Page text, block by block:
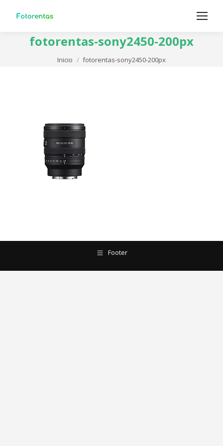
fotorentas-sony2450-200px
Estás aquí:
Inicio fotorentas-sony2450-200px
Footer